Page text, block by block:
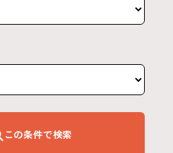
この条件で検索